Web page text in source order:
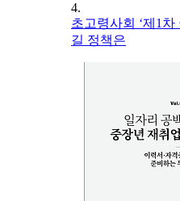
4.
초고령사회 ‘제1
길 정책은